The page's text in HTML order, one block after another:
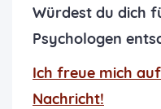
Würdest du dich
Psychologen
Ich freue mich
Nachricht!